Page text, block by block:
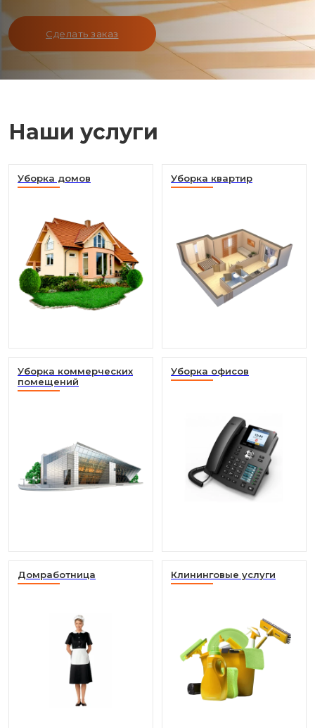
Сделать заказ
Наши услуги
Уборка домов Уборка квартир
Уборка коммерческих
помещений
Уборка офисов
Домработница Клининговые услуги